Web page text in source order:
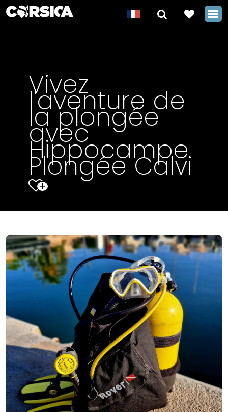
Vivez
l'aventure de
la plongée
avec
Hippocampe
Plongée Calvi
+